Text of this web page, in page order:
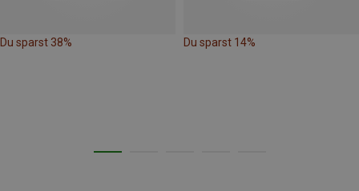
Du sparst 38% Du sparst 14%